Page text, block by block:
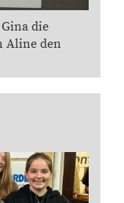
die
Aline den